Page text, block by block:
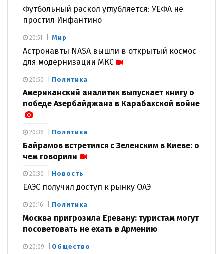
Футбольный раскол углубляется: УЕФА не
простил Инфантино
Мир
Астронавты NASA вышли в открытый космос
для модернизации МКС
20:51
Политика
Американский аналитик выпускает книгу о
победе Азербайджана в Карабахской войне
20:50
Политика
Байрамов встретился с Зеленским в Киеве: о
чем говорили
20:36
Новость
ЕАЭС получил доступ к рынку ОАЭ
20:30
Политика
Москва пригрозила Еревану: туристам могут
посоветовать не ехать в Армению
20:16
Общество
20:09